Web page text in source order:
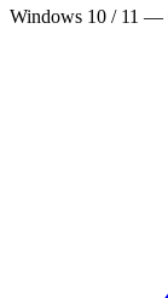
Windows 10 / 11 —